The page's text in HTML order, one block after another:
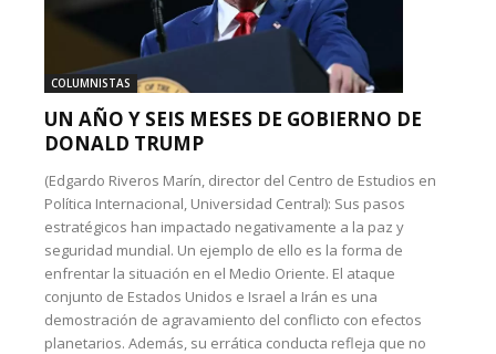
COLUMNISTAS
UN AÑO Y SEIS MESES DE GOBIERNO DE
DONALD TRUMP
(Edgardo Riveros Marín, director del Centro de Estudios en
Política Internacional, Universidad Central): Sus pasos
estratégicos han impactado negativamente a la paz y
seguridad mundial. Un ejemplo de ello es la forma de
enfrentar la situación en el Medio Oriente. El ataque
conjunto de Estados Unidos e Israel a Irán es una
demostración de agravamiento del conflicto con efectos
planetarios. Además, su errática conducta refleja que no